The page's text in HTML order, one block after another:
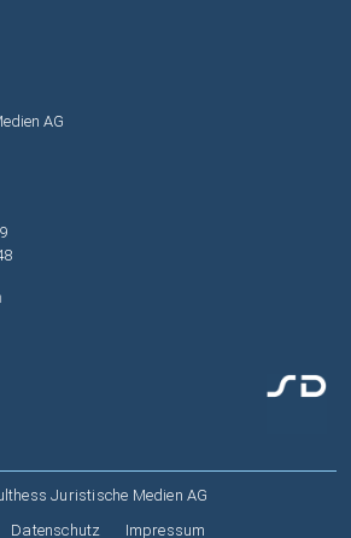
AG
Juristische Medien AG
Datenschutz Impressum